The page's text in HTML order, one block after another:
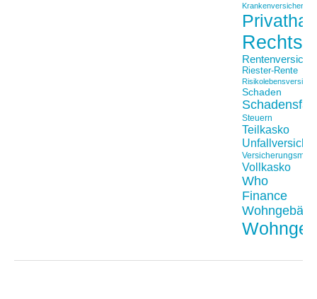
Krankenversicherung
Riester-Rente
Schaden
Steuern
Teilkasko
Vollkasko
Who
Finance